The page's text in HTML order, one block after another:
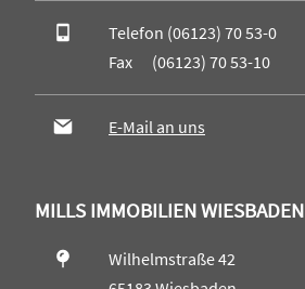
Telefon (06123) 70 53-0
Fax (06123) 70 53-10
E-Mail an uns
MILLS IMMOBILIEN WIESBADEN
Wilhelmstraße 42